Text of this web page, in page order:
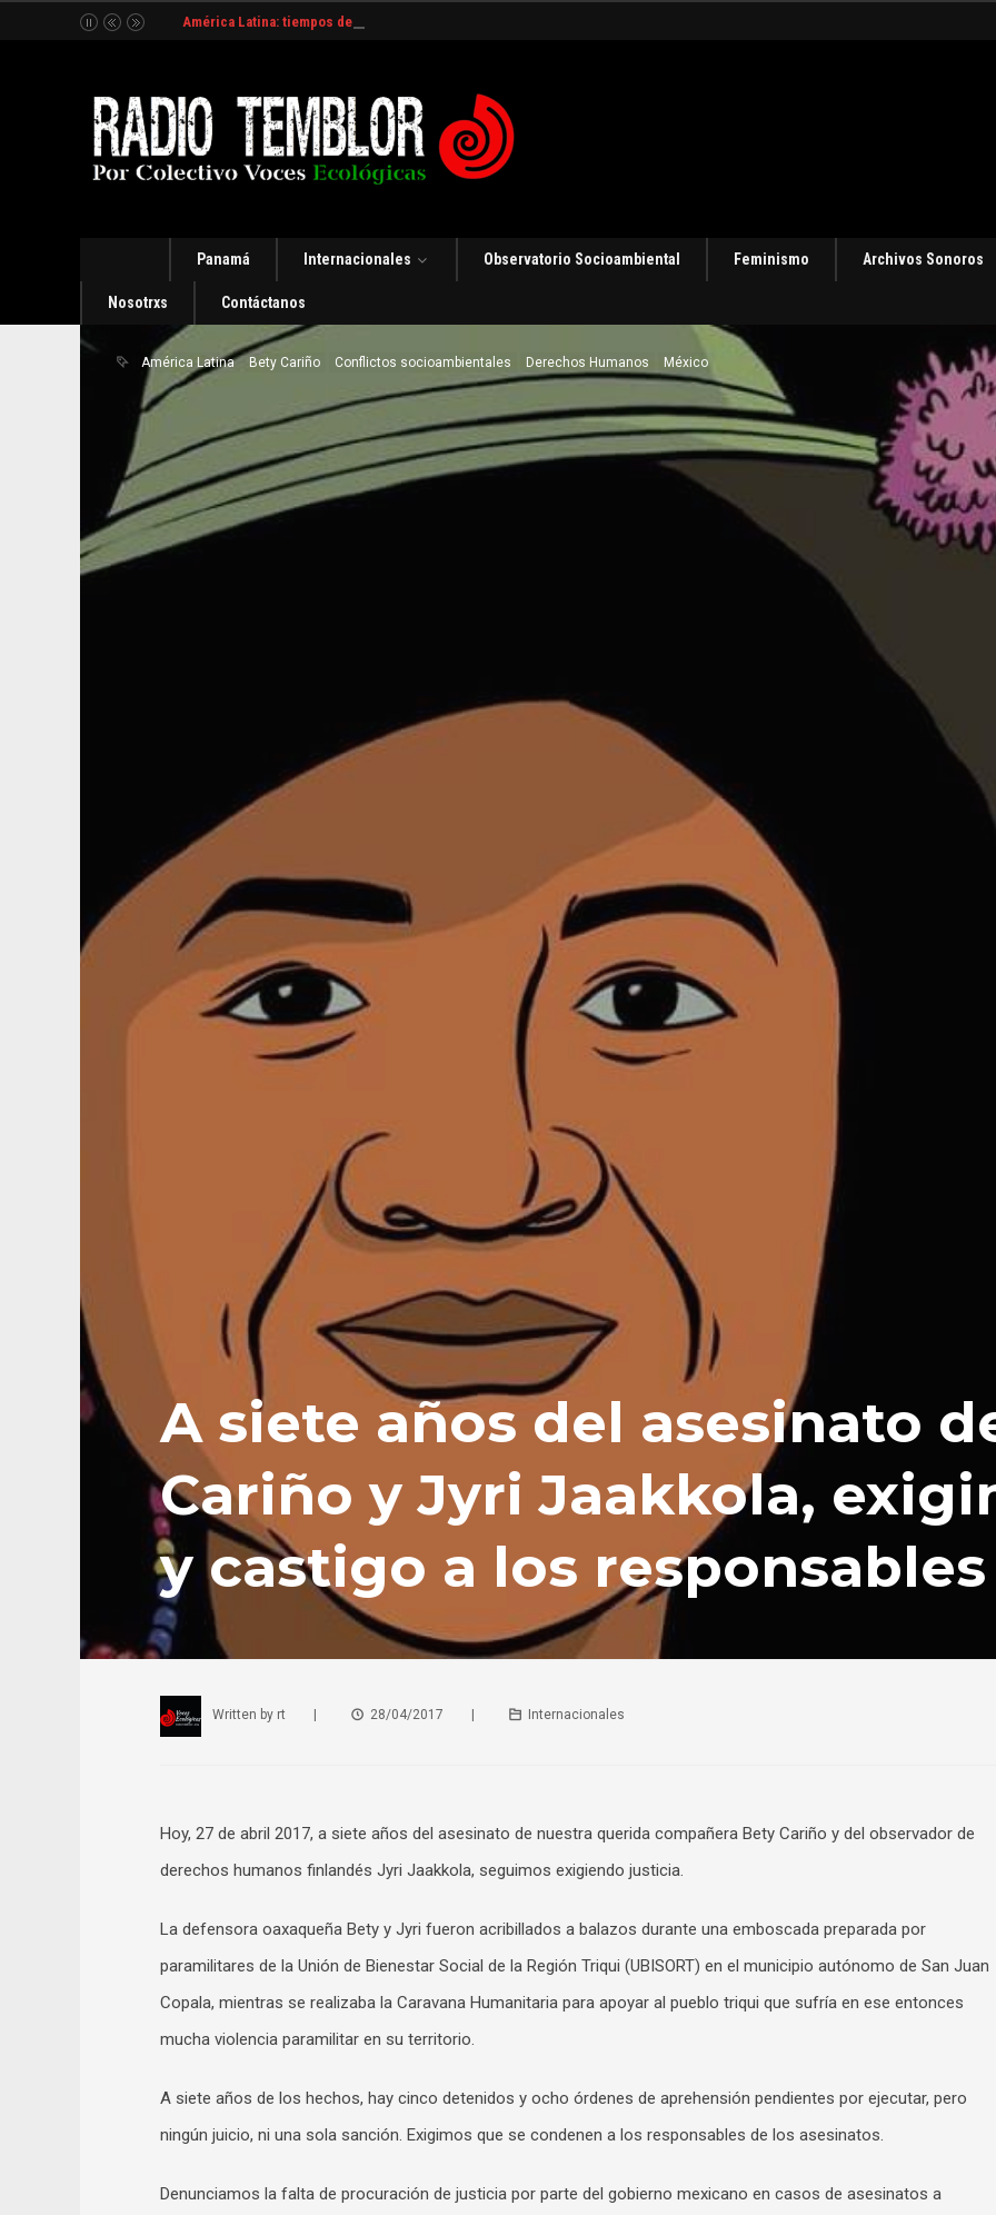
América Latina: tiempos de incertidumbre y organización
Panamá Internacionales Observatorio Socioambiental Feminismo Archivos Sonoros
Nosotrxs Contáctanos
América Latina Bety Cariño Conflictos socioambientales Derechos Humanos México
A siete años del asesinato
Cariño y Jyri Jaakkola,
y castigo a los responsables
Written by rt 28/04/2017 Internacionales
Hoy, 27 de abril 2017, a siete años del asesinato de nuestra querida compañera Bety Cariño y del observador de
derechos humanos finlandés Jyri Jaakkola, seguimos exigiendo justicia.
La defensora oaxaqueña Bety y Jyri fueron acribillados a balazos durante una emboscada preparada por
paramilitares de la Unión de Bienestar Social de la Región Triqui (UBISORT) en el municipio autónomo de San Juan
Copala, mientras se realizaba la Caravana Humanitaria para apoyar al pueblo triqui que sufría en ese entonces
mucha violencia paramilitar en su territorio.
A siete años de los hechos, hay cinco detenidos y ocho órdenes de aprehensión pendientes por ejecutar, pero
ningún juicio, ni una sola sanción. Exigimos que se condenen a los responsables de los asesinatos.
Denunciamos la falta de procuración de justicia por parte del gobierno mexicano en casos de asesinatos a